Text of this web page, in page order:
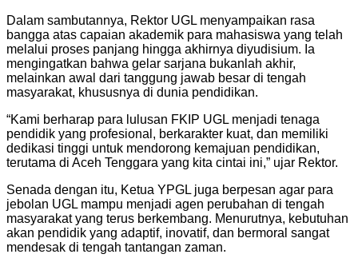
Dalam sambutannya, Rektor UGL menyampaikan rasa
bangga atas capaian akademik para mahasiswa yang telah
melalui proses panjang hingga akhirnya diyudisium. Ia
mengingatkan bahwa gelar sarjana bukanlah akhir,
melainkan awal dari tanggung jawab besar di tengah
masyarakat, khususnya di dunia pendidikan.
“Kami berharap para lulusan FKIP UGL menjadi tenaga
pendidik yang profesional, berkarakter kuat, dan memiliki
dedikasi tinggi untuk mendorong kemajuan pendidikan,
terutama di Aceh Tenggara yang kita cintai ini,” ujar Rektor.
Senada dengan itu, Ketua YPGL juga berpesan agar para
jebolan UGL mampu menjadi agen perubahan di tengah
masyarakat yang terus berkembang. Menurutnya, kebutuhan
akan pendidik yang adaptif, inovatif, dan bermoral sangat
mendesak di tengah tantangan zaman.